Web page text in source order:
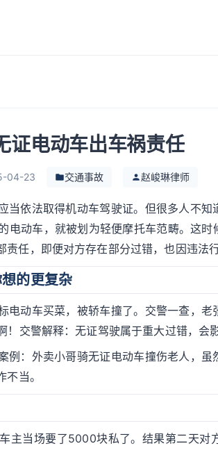
证电动车出车祸责任
04-23 交通事故 赵峻琳律师
当依法取得机动车驾驶证。但很多人不
动车，就被划为轻便摩托车范畴。这时
任，即便对方存在部分过错，也因违法
的更复杂
电动车买菜，被轿车撞了。交警一查，
交警解释：无证驾驶属于重大过错，会
例：外卖小哥骑无证电动车撞伤老人，
当。
主当场要了5000块私了。结果第二天对